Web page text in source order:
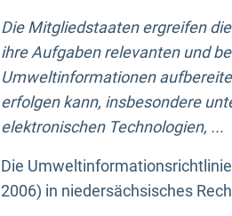
Die Mitgliedstaaten ergreifen
ihre Aufgaben relevanten und
Umweltinformationen
erfolgen kann, insbesondere
elektronischen Technologien, ...
Die
2006) in niedersächsisches